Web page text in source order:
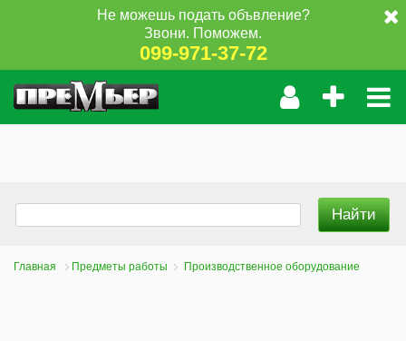
Не можешь подать объвление?
Звони. Поможем.
099-971-37-72
Главная Предметы работы Производственное оборудование